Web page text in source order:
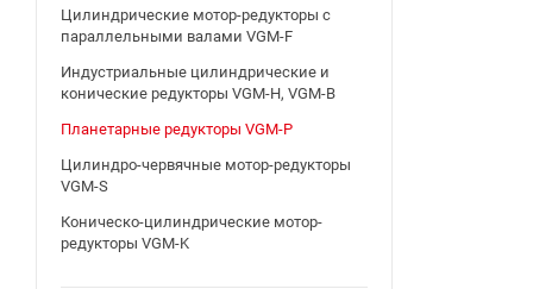
Цилиндрические мотор-редукторы с
параллельными валами VGM-F
Индустриальные цилиндрические и
конические редукторы VGM-H, VGM-B
Планетарные редукторы VGM-P
Цилиндро-червячные мотор-редукторы
VGM-S
Коническо-цилиндрические мотор-
редукторы VGM-K